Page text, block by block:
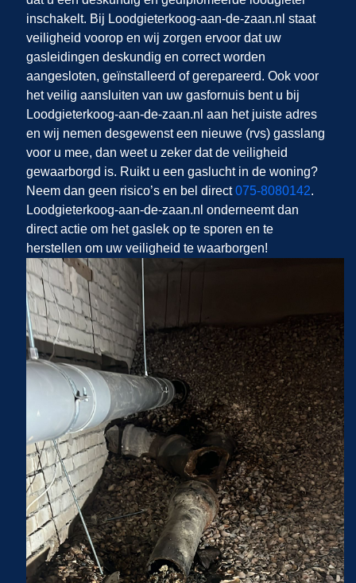
inschakelt. Bij Loodgieterkoog-aan-de-zaan.nl staat
veiligheid voorop en wij zorgen ervoor dat uw
gasleidingen deskundig en correct worden
aangesloten, geïnstalleerd of gerepareerd. Ook voor
het veilig aansluiten van uw gasfornuis bent u bij
Loodgieterkoog-aan-de-zaan.nl aan het juiste adres
en wij nemen desgewenst een nieuwe (rvs) gasslang
voor u mee, dan weet u zeker dat de veiligheid
gewaarborgd is. Ruikt u een gaslucht in de woning?
Neem dan geen risico’s en bel direct075-8080142.
Loodgieterkoog-aan-de-zaan.nl onderneemt dan
direct actie om het gaslek op te sporen en te
herstellen om uw veiligheid te waarborgen!